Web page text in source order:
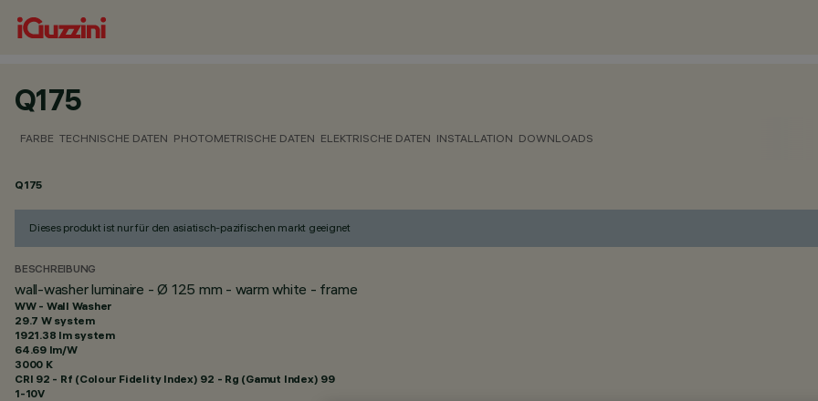
Q175
FARBE TECHNISCHE DATEN PHOTOMETRISCHE DATEN ELEKTRISCHE DATEN INSTALLATION DOWNLOADS
Q175
Dieses produkt ist nur für den asiatisch-pazifischen markt geeignet
BESCHREIBUNG
wall-washer luminaire - Ø 125 mm - warm white - frame
WW - Wall Washer
29.7 W system
1921.38 lm system
64.69 lm/W
3000 K
CRI 92 - Rf (Colour Fidelity Index) 92 - Rg (Gamut Index) 99
1-10V